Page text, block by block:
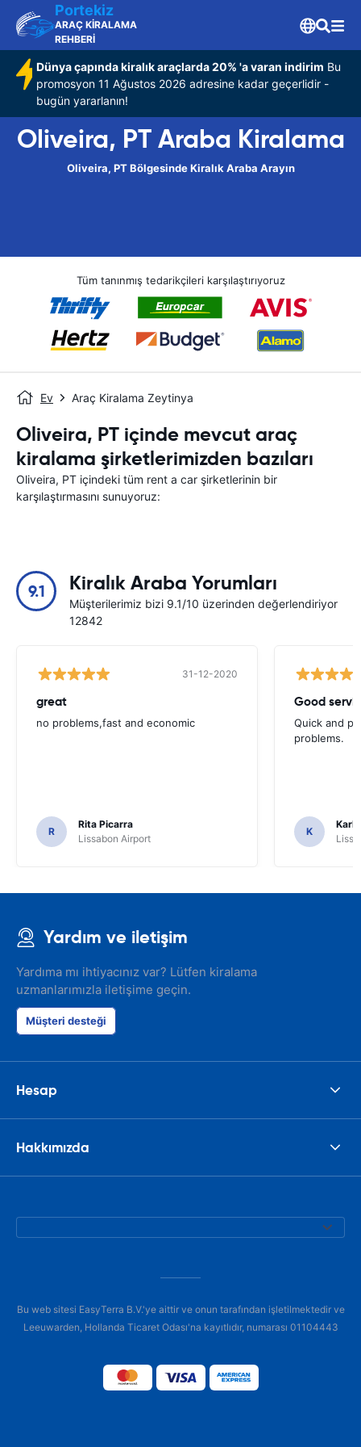
Portekiz
ARAÇ KİRALAMA
REHBERİ
Dünya çapında kiralık araçlarda 20% 'a varan indirim Bu
promosyon 11 Ağustos 2026 adresine kadar geçerlidir -
bugün yararlanın!
Oliveira, PT Araba Kiralama
Oliveira, PT Bölgesinde Kiralık Araba Arayın
Tüm tanınmış tedarikçileri karşılaştırıyoruz
Ev Araç Kiralama Zeytinya
Oliveira, PT içinde mevcut araç
kiralama şirketlerimizden bazıları
Oliveira, PT içindeki tüm rent a car şirketlerinin bir
karşılaştırmasını sunuyoruz:
9.1 Kiralık Araba Yorumları
Müşterilerimiz bizi 9.1/10 üzerinden değerlendiriyor
12842
31-12-2020
great
no problems,fast and economic
R
Rita Picarra
Lissabon Airport
Good
Quick and
problems.
K
Karl
Yardım ve iletişim
Yardıma mı ihtiyacınız var? Lütfen kiralama
uzmanlarımızla iletişime geçin.
Müşteri desteği
Hesap
Hakkımızda
Bu web sitesi EasyTerra B.V.'ye aittir ve onun tarafından işletilmektedir ve
Leeuwarden, Hollanda Ticaret Odası'na kayıtlıdır, numarası 01104443